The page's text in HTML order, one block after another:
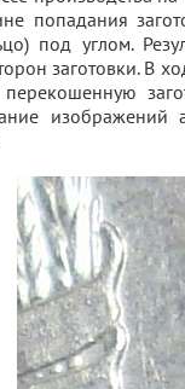
попадания
под углом.
заготовки. В
изображений